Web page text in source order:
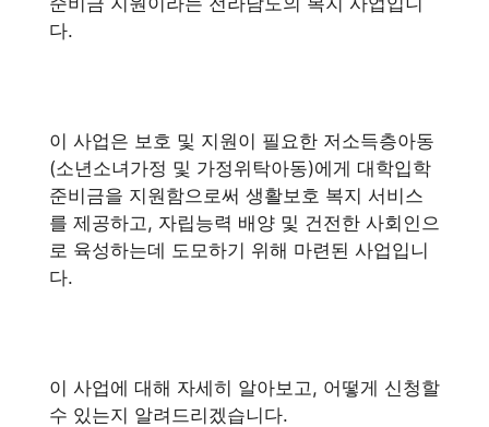
다.
이 사업은 보호 및 지원이 필요한 저소득층아동
(소년소녀가정 및 가정위탁아동)에게 대학입학
준비금을 지원함으로써 생활보호 복지 서비스
를 제공하고, 자립능력 배양 및 건전한 사회인으
로 육성하는데 도모하기 위해 마련된 사업입니
다.
이 사업에 대해 자세히 알아보고, 어떻게 신청할
수 있는지 알려드리겠습니다.